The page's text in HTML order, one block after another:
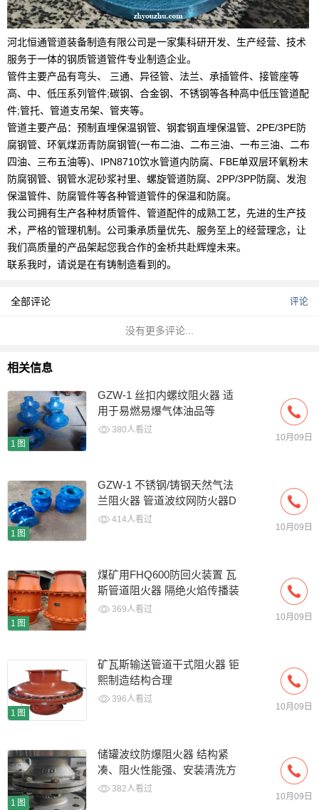
河北恒通管道装备制造有限公司是一家集科研开发、生产经营、技术
服务于一体的钢质管道管件专业制造企业。
管件主要产品有弯头、 三通、异径管、法兰、承插管件、接管座等
高、中、低压系列管件;碳钢、合金钢、不锈钢等各种高中低压管道配
件;管托、管道支吊架、管夹等。
管道主要产品：预制直埋保温钢管、钢套钢直埋保温管、2PE/3PE防
腐钢管、环氧煤沥青防腐钢管(一布二油、二布三油、一布三油、二布
四油、三布五油等)、IPN8710饮水管道内防腐、FBE单双层环氧粉末
防腐钢管、钢管水泥砂浆衬里、螺旋管道防腐、2PP/3PP防腐、发泡
保温管件、防腐管件等各种管道管件的保温和防腐。
我公司拥有生产各种材质管件、管道配件的成熟工艺，先进的生产技
术，严格的管理机制。公司秉承质量优先、服务至上的经营理念，让
我们高质量的产品架起您我合作的金桥共赴辉煌未来。
联系我时，请说是在有铸制造看到的。
全部评论 评论
没有更多评论...
相关信息
1图
GZW-1 丝扣内螺纹阻火器 适
用于易燃易爆气体油品等
380人看过
10月09日
1图
GZW-1 不锈钢/铸钢天然气法
兰阻火器 管道波纹网防火器D
414人看过
10月09日
1图
煤矿用FHQ600防回火装置 瓦
斯管道阻火器 隔绝火焰传播装
369人看过
10月09日
1图
矿瓦斯输送管道干式阻火器 钜
熙制造结构合理
396人看过
10月09日
1图
储罐波纹防爆阻火器 结构紧
凑、阻火性能强、安装清洗方
便等优点
382人看过
10月09日